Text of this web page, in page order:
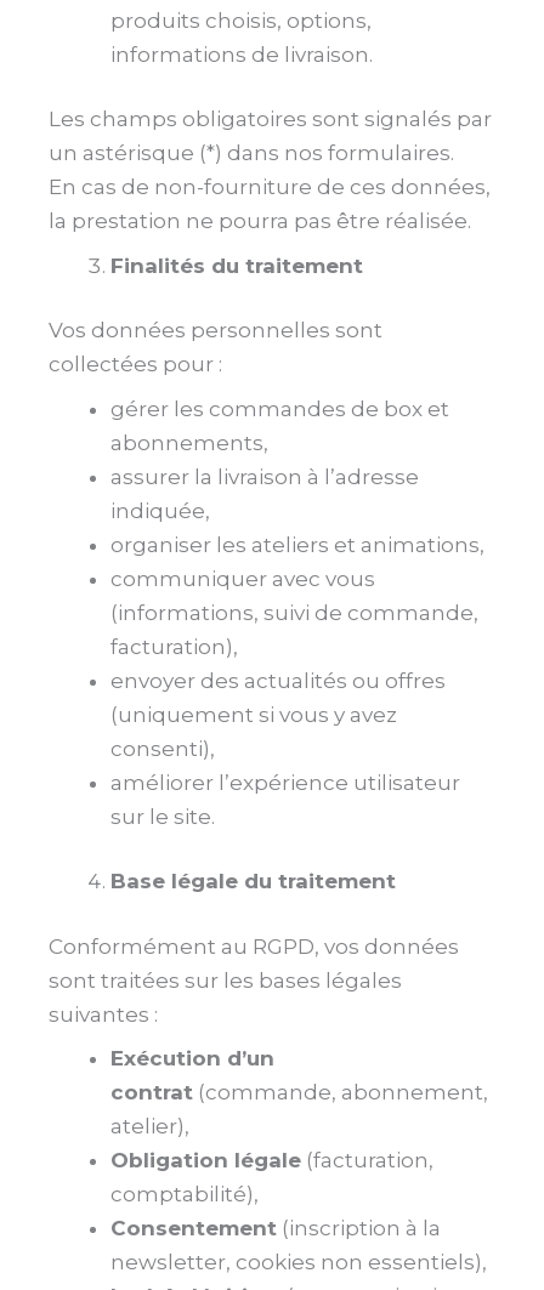
produits choisis, options,
informations de livraison.
Les champs obligatoires sont signalés par
un astérisque (*) dans nos formulaires.
En cas de non-fourniture de ces données,
la prestation ne pourra pas être réalisée.
Finalités du traitement
Vos données personnelles sont
collectées pour :
gérer les commandes de box et
abonnements,
assurer la livraison à l’adresse
indiquée,
organiser les ateliers et animations,
communiquer avec vous
(informations, suivi de commande,
facturation),
envoyer des actualités ou offres
(uniquement si vous y avez
consenti),
améliorer l’expérience utilisateur
sur le site.
Base légale du traitement
Conformément au RGPD, vos données
sont traitées sur les bases légales
suivantes :
Exécution d’un
contrat (commande, abonnement,
atelier),
Obligation légale (facturation,
comptabilité),
Consentement (inscription à la
newsletter, cookies non essentiels),